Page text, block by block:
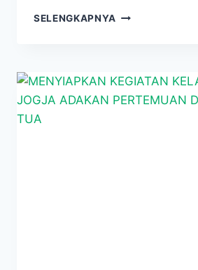
SELENGKAPNYA SOSIALISASI
DITLANTAS
DI
UPACARA